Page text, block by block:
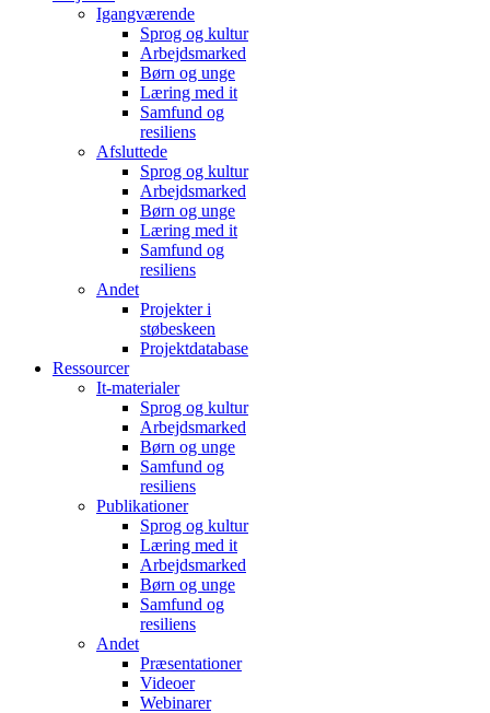
Igangværende
Sprog og kultur
Arbejdsmarked
Børn og unge
Læring med it
Samfund og
resiliens
Afsluttede
Sprog og kultur
Arbejdsmarked
Børn og unge
Læring med it
Samfund og
resiliens
Andet
Projekter i
støbeskeen
Projektdatabase
Ressourcer
It-materialer
Sprog og kultur
Arbejdsmarked
Børn og unge
Samfund og
resiliens
Publikationer
Sprog og kultur
Læring med it
Arbejdsmarked
Børn og unge
Samfund og
resiliens
Andet
Præsentationer
Videoer
Webinarer